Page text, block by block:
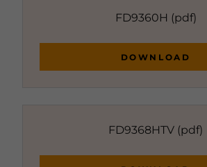
FD9360H (pdf)
DOWNLOAD
FD9368HTV (pdf)